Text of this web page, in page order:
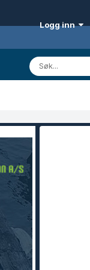
Logg inn